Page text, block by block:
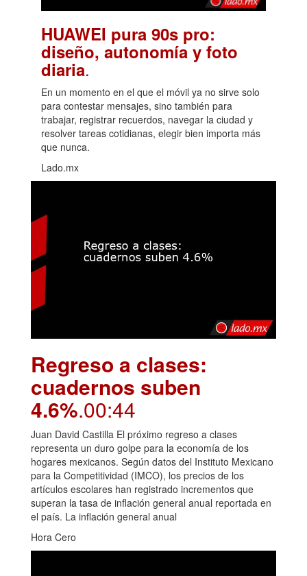
HUAWEI pura 90s pro:
diseño, autonomía y foto
diaria.
En un momento en el que el móvil ya no sirve solo
para contestar mensajes, sino también para
trabajar, registrar recuerdos, navegar la ciudad y
resolver tareas cotidianas, elegir bien importa más
que nunca.
Lado.mx
Regreso a clases:
cuadernos suben
4.6%.00:44
Juan David Castilla El próximo regreso a clases
representa un duro golpe para la economía de los
hogares mexicanos. Según datos del Instituto Mexicano
para la Competitividad (IMCO), los precios de los
artículos escolares han registrado incrementos que
superan la tasa de inflación general anual reportada en
el país. La inflación general anual
Hora Cero